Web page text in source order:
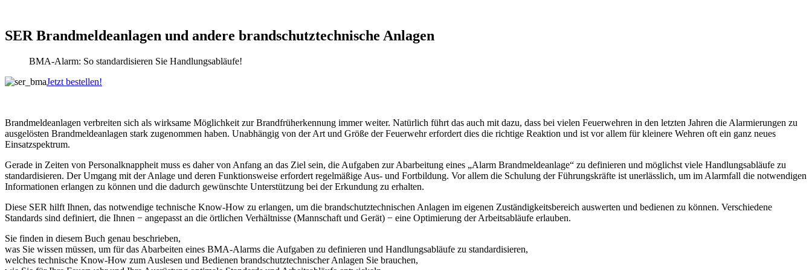
SER Brandmeldeanlagen und andere brandschutztechnische Anlagen
BMA-Alarm: So standardisieren Sie Handlungsabläufe!
Jetzt bestellen!
Brandmeldeanlagen verbreiten sich als wirksame Möglichkeit zur Brandfrüherkennung immer weiter. Natürlich führt das auch mit dazu, dass bei vielen Feuerwehren in den letzten Jahren die Alarmierungen zu
ausgelösten Brandmeldeanlagen stark zugenommen haben. Unabhängig von der Art und Größe der Feuerwehr erfordert dies die richtige Reaktion und ist vor allem für kleinere Wehren oft ein ganz neues
Einsatzspektrum.
Gerade in Zeiten von Personalknappheit muss es daher von Anfang an das Ziel sein, die Aufgaben zur Abarbeitung eines „Alarm Brandmeldeanlage“ zu definieren und möglichst viele Handlungsabläufe zu
standardisieren. Der Umgang mit der Anlage und deren Funktionsweise erfordert regelmäßige Aus- und Fortbildung. Vor allem die Schulung der Führungskräfte ist unerlässlich, um im Alarmfall die notwendigen
Informationen erlangen zu können und die dadurch gewünschte Unterstützung bei der Erkundung zu erhalten.
Diese SER hilft Ihnen, das notwendige technische Know-How zu erlangen, um die brandschutztechnischen Anlagen im eigenen Zuständigkeitsbereich auswerten und bedienen zu können. Verschiedene
Standards sind definiert, die Ihnen − angepasst an die örtlichen Verhältnisse (Mannschaft und Gerät) − eine Optimierung der Arbeitsabläufe erlauben.
Sie finden in diesem Buch genau beschrieben,
was Sie wissen müssen, um für das Abarbeiten eines BMA-Alarms die Aufgaben zu definieren und Handlungsabläufe zu standardisieren,
welches technische Know-How zum Auslesen und Bedienen brandschutztechnischer Anlagen Sie brauchen,